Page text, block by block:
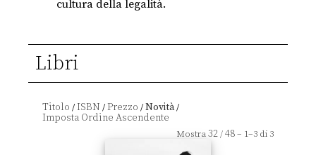
cultura della legalità.
Libri
Titolo /ISBN /Prezzo /Novità/
Mostra32/48– 1–3 di 3